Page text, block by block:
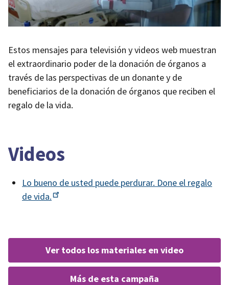
Estos mensajes para televisión y videos web muestran
el extraordinario poder de la donación de órganos a
través de las perspectivas de un donante y de
beneficiarios de la donación de órganos que reciben el
regalo de la vida.
Videos
Lo bueno de usted puede perdurar. Done el regalo
devida.
ver todos los materiales en video
más de esta campaña